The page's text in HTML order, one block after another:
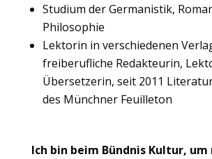
Studium der Germanistik,
Philosophie
Lektorin in verschiedenen
freiberufliche Redakteurin,
Übersetzerin, seit 2011
des Münchner Feuilleton
Ich bin beim Bündnis Kultur, um